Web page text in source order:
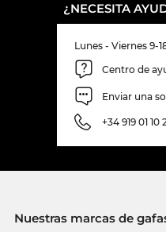
¿NECESITA
Lunes - Viernes 9-
Centro de
Enviar una
+34 919 01 10
Nuestras marcas de